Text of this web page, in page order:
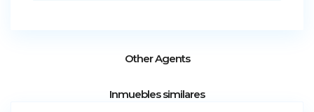
Other Agents
Inmuebles similares